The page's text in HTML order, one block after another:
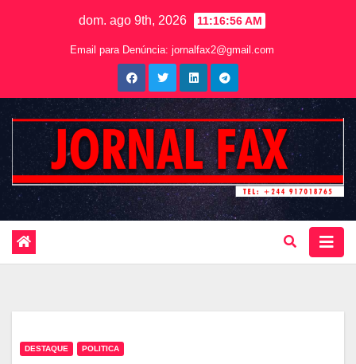
dom. ago 9th, 2026 11:16:57 AM
Email para Denúncia: jornalfax2@gmail.com
DESTAQUE POLITICA